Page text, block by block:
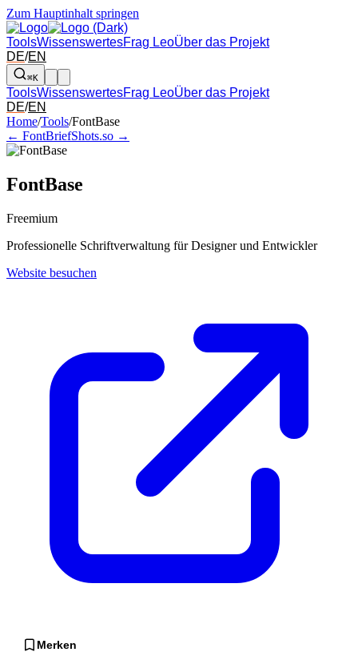
Zum Hauptinhalt springen
ToolsWissenswertesFrag LeoÜber das Projekt
DE/EN
⌘K
ToolsWissenswertesFrag LeoÜber das Projekt
DE/EN
Pfeil links und rechts: zum benachbarten Tool in der Übersicht
Home/Tools/FontBase
← FontBriefShots.so →
FontBase
Freemium
Professionelle Schriftverwaltung für Designer und Entwickler
Website besuchen
Merken